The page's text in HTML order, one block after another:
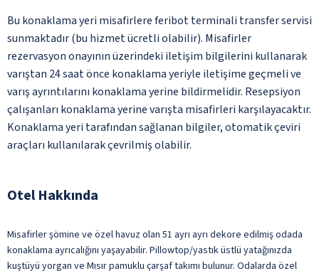
Bu konaklama yeri misafirlere feribot terminali transfer servisi
sunmaktadır (bu hizmet ücretli olabilir). Misafirler
rezervasyon onayının üzerindeki iletişim bilgilerini kullanarak
varıştan 24 saat önce konaklama yeriyle iletişime geçmeli ve
varış ayrıntılarını konaklama yerine bildirmelidir. Resepsiyon
çalışanları konaklama yerine varışta misafirleri karşılayacaktır.
Konaklama yeri tarafından sağlanan bilgiler, otomatik çeviri
araçları kullanılarak çevrilmiş olabilir.
Otel Hakkında
Misafirler şömine ve özel havuz olan 51 ayrı ayrı dekore edilmiş odada
konaklama ayrıcalığını yaşayabilir. Pillowtop/yastık üstlü yatağınızda
kuştüyü yorgan ve Mısır pamuklu çarşaf takımı bulunur. Odalarda özel